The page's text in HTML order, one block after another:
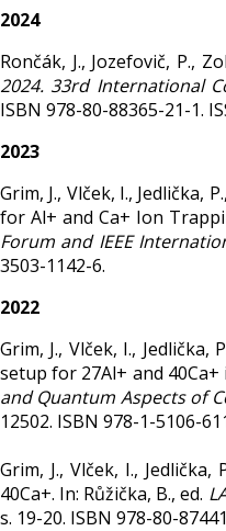
2024
Rončák, J., Jozefovič, P.,
2024. 33rd International
ISBN 978-80-88365-21-1.
2023
Grim, J., Vlček, I., Jedlička,
for Al+ and Ca+ Ion
Forum and IEEE
3503-1142-6.
2022
Grim, J., Vlček, I., Jedlička,
setup for 27Al+ and 40Ca+
and Quantum Aspects of
12502. ISBN 978-1-5106-
Grim, J., Vlček, I.,
40Ca+. In: Růžička, B., ed.
s. 19-20. ISBN 978-80-